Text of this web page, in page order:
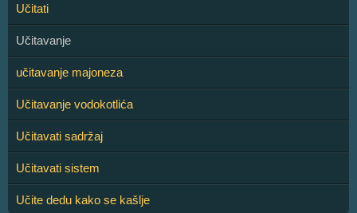
Učitati
Učitavanje
učitavanje majoneza
Učitavanje vodokotlića
Učitavati sadržaj
Učitavati sistem
Učite dedu kako se kašlje